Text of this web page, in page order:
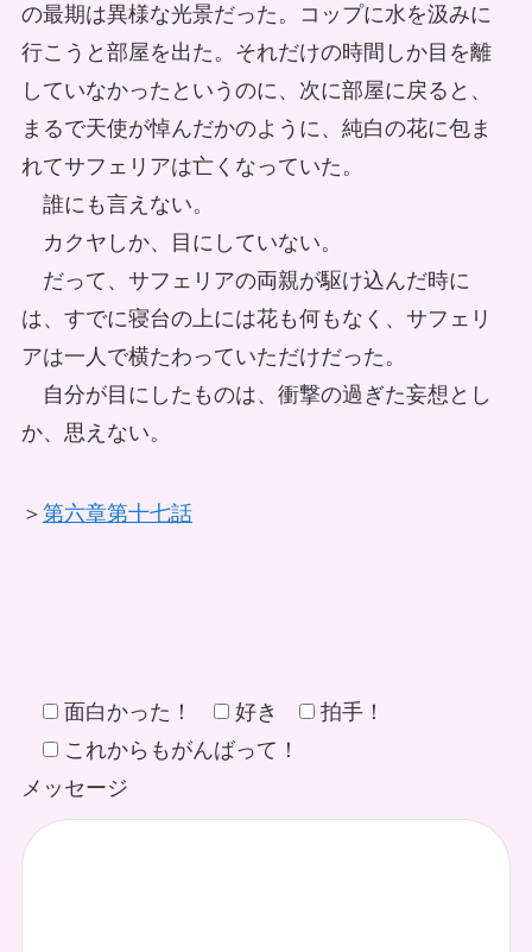
の最期は異様な光景だった。コップに水を汲みに
行こうと部屋を出た。それだけの時間しか目を離
していなかったというのに、次に部屋に戻ると、
まるで天使が悼んだかのように、純白の花に包ま
れてサフェリアは亡くなっていた。
誰にも言えない。
カクヤしか、目にしていない。
だって、サフェリアの両親が駆け込んだ時に
は、すでに寝台の上には花も何もなく、サフェリ
アは一人で横たわっていただけだった。
自分が目にしたものは、衝撃の過ぎた妄想とし
か、思えない。
＞ 第六章第十七話
面白かった！ 好き
拍手！
これからもがんばって！
メッセージ